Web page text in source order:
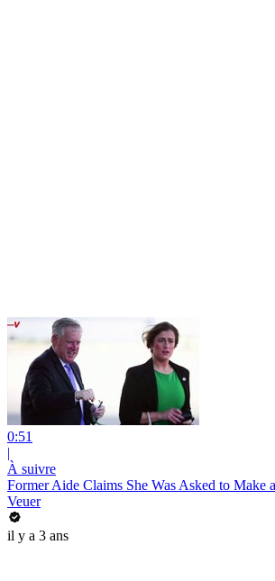
0:51
|
À suivre
Former Aide Claims She Was Asked to Make
Veuer
il y a 3 ans